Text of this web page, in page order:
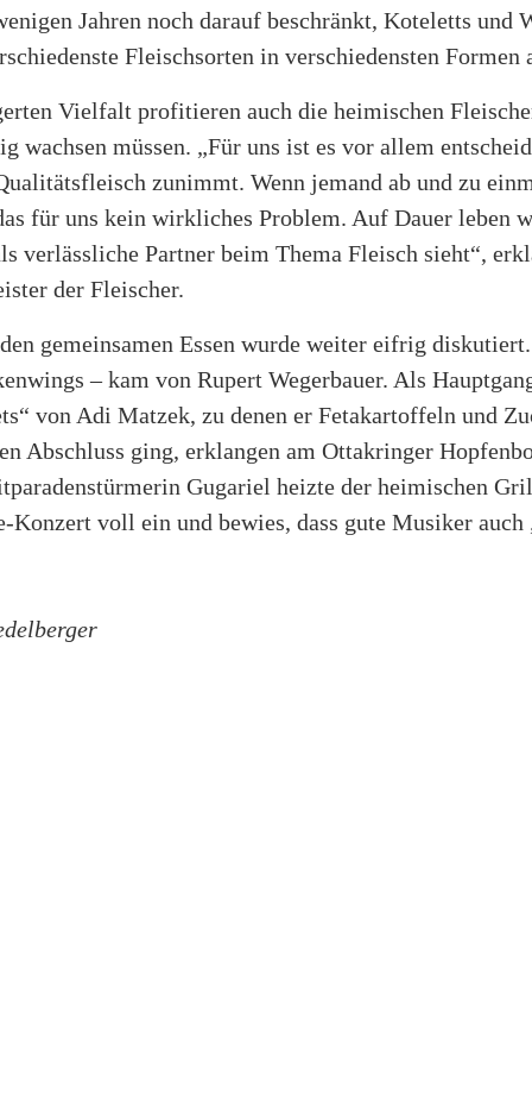
Jahren noch darauf beschränkt, Koteletts und
Fleischsorten in verschiedensten
Vielfalt profitieren auch die heimischen
wachsen müssen. „Für uns ist es vor allem
zunimmt. Wenn jemand ab und zu
für uns kein wirkliches Problem. Auf Dauer leben
verlässliche Partner beim Thema Fleisch sieht“,
der Fleischer.
gemeinsamen Essen wurde weiter eifrig
– kam von Rupert Wegerbauer. Als
von Adi Matzek, zu denen er Fetakartoffeln und
Abschluss ging, erklangen am Ottakringer
Gugariel heizte der heimischen
voll ein und bewies, dass gute Musiker auch